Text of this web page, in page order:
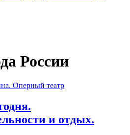
России
и отдых.